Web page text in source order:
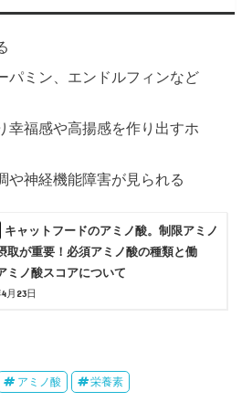
パミン、エンドルフィンなど
幸福感や高揚感を作り出すホ
や神経機能障害が見られる
キャットフードのアミノ酸。制限アミノ
取が重要！必須アミノ酸の種類と働
ミノ酸スコアについて
月23日
アミノ酸 栄養素